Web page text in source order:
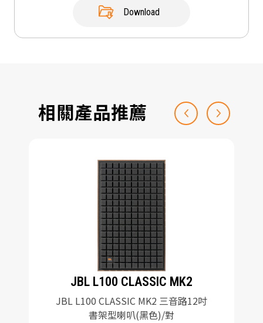
Download
相關產品推薦
JBL L100 CLASSIC MK2
JBL L100 CLASSIC MK2 三音路12吋
書架型喇叭(黑色)/對